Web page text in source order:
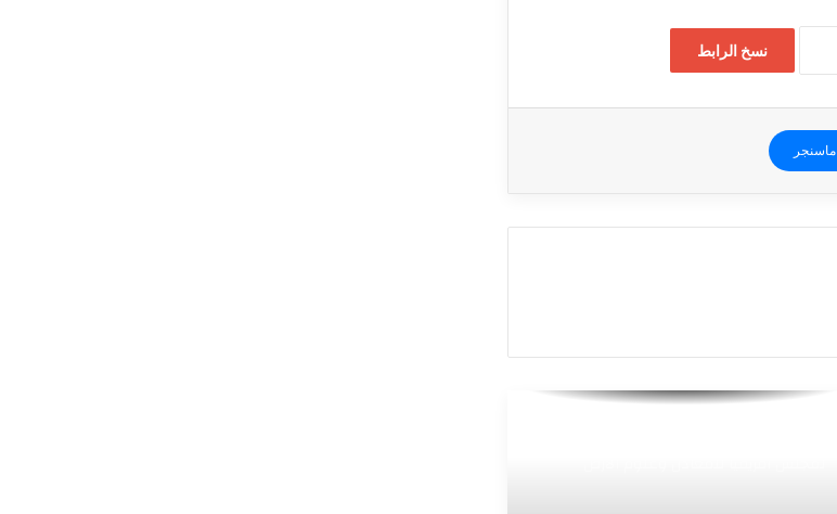
نسخ الرابط
ماسنجر
وفد من اليونيسف يزور الصندوق القومي
للإمدادات الطبية لبحث تعزيز الشراكة ودعم
وزير التعليم العالي يبشر بقرب معالجة ملف
المعاشات وإنشاء مستشفى للتعليم العالي
الخرطوم نهاية الشهر المقبل